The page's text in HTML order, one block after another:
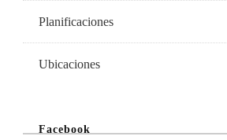
Planificaciones
Ubicaciones
Facebook